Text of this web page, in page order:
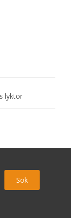
lyktor
Sök